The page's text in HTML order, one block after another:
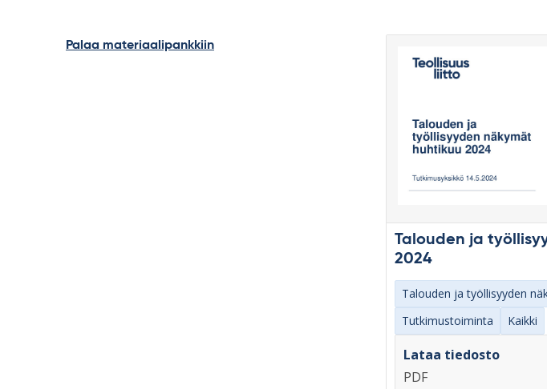
Talouden ja
2024
Talouden ja työllisyyden
Tutkimustoiminta
Kaikki
Lataa tiedosto
PDF
Palaa materiaalipankkiin